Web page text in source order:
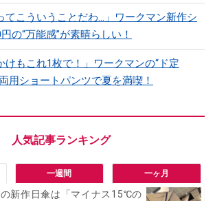
てこういうことだわ...」ワークマン新作シ
の“万能感”が素晴らしい！
けもこれ1枚で！」ワークマンの“ド定
用ショートパンツで夏を満喫！
一週間 一ヶ月
新作日傘は「マイナス15℃の